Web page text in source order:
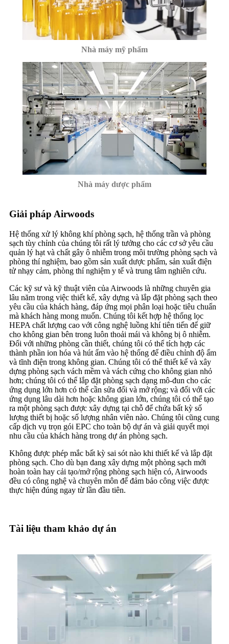
Nhà máy mỹ phẩm
Nhà máy dược phẩm
Giải pháp Airwoods
Hệ thống xử lý không khí phòng sạch, hệ thống trần và phòng
sạch tùy chỉnh của chúng tôi rất lý tưởng cho các cơ sở yêu cầu
quản lý hạt và chất gây ô nhiễm trong môi trường phòng sạch và
phòng thí nghiệm, bao gồm sản xuất dược phẩm, sản xuất điện
tử nhạy cảm, phòng thí nghiệm y tế và trung tâm nghiên cứu.
Các kỹ sư và kỹ thuật viên của Airwoods là những chuyên gia
lâu năm trong việc thiết kế, xây dựng và lắp đặt phòng sạch theo
yêu cầu của khách hàng, đáp ứng mọi phân loại hoặc tiêu chuẩn
mà khách hàng mong muốn. Chúng tôi kết hợp hệ thống lọc
HEPA chất lượng cao với công nghệ luồng khí tiên tiến để giữ
cho không gian bên trong luôn thoải mái và không bị ô nhiễm.
Đối với những phòng cần thiết, chúng tôi có thể tích hợp các
thành phần ion hóa và hút ẩm vào hệ thống để điều chỉnh độ ẩm
và tĩnh điện trong không gian. Chúng tôi có thể thiết kế và xây
dựng phòng sạch vách mềm và vách cứng cho không gian nhỏ
hơn; chúng tôi có thể lắp đặt phòng sạch dạng mô-đun cho các
ứng dụng lớn hơn có thể cần sửa đổi và mở rộng; và đối với các
ứng dụng lâu dài hơn hoặc không gian lớn, chúng tôi có thể tạo
ra một phòng sạch được xây dựng tại chỗ để chứa bất kỳ số
lượng thiết bị hoặc số lượng nhân viên nào. Chúng tôi cũng cung
cấp dịch vụ trọn gói EPC cho toàn bộ dự án và giải quyết mọi
nhu cầu của khách hàng trong dự án phòng sạch.
Không được phép mắc bất kỳ sai sót nào khi thiết kế và lắp đặt
phòng sạch. Cho dù bạn đang xây dựng một phòng sạch mới
hoàn toàn hay cải tạo/mở rộng phòng sạch hiện có, Airwoods
đều có công nghệ và chuyên môn để đảm bảo công việc được
thực hiện đúng ngay từ lần đầu tiên.
Tài liệu tham khảo dự án